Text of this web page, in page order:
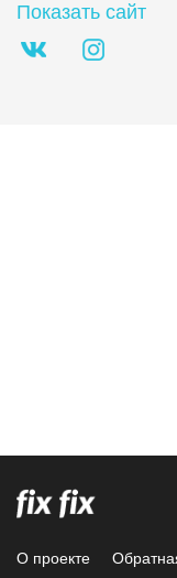
Показать сайт
О проекте